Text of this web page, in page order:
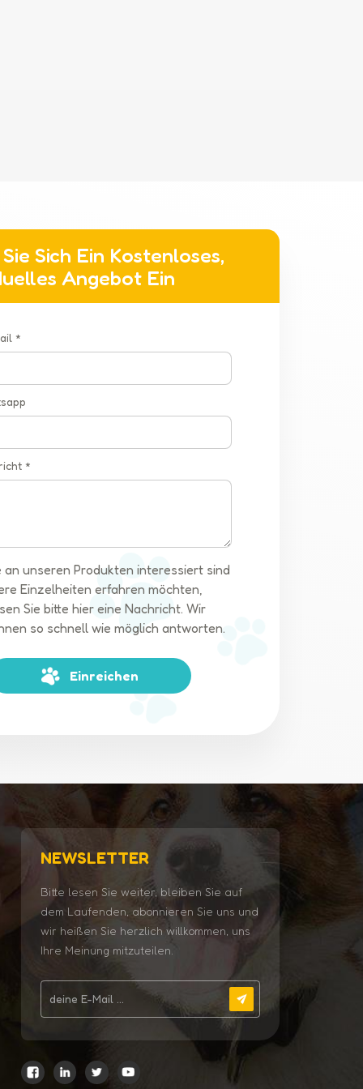
Sich Ein Kostenloses,
Angebot Ein
*
*
an unseren Produkten interessiert sind
Einzelheiten erfahren möchten,
Sie bitte hier eine Nachricht. Wir
so schnell wie möglich antworten.
Einreichen
NEWSLETTER
Bitte lesen Sie weiter, bleiben Sie auf
dem Laufenden, abonnieren Sie uns und
wir heißen Sie herzlich willkommen, uns
Ihre Meinung mitzuteilen.